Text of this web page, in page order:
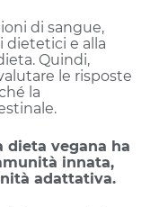
di sangue,
dietetici e alla
Quindi,
le risposte
la
dieta vegana ha
innata,
adattativa.